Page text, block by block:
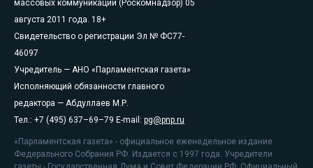
массовых коммуникаций (Роскомнадзор) 05
августа 2011 года. 18+
Свидетельство о регистрации Эл № ФС77-
46097
Учредитель — АНО «Парламентская газета»
Исполняющий обязанности главного
редактора — Абдуллаев М.Р.
Тел.: +7 (495) 637–69–79 E-mail: pg@pnp.ru
«Парламентская газета» - официальное еженедельное издание
Федерального Собрания РФ. Издается с 1997 года. Учредители